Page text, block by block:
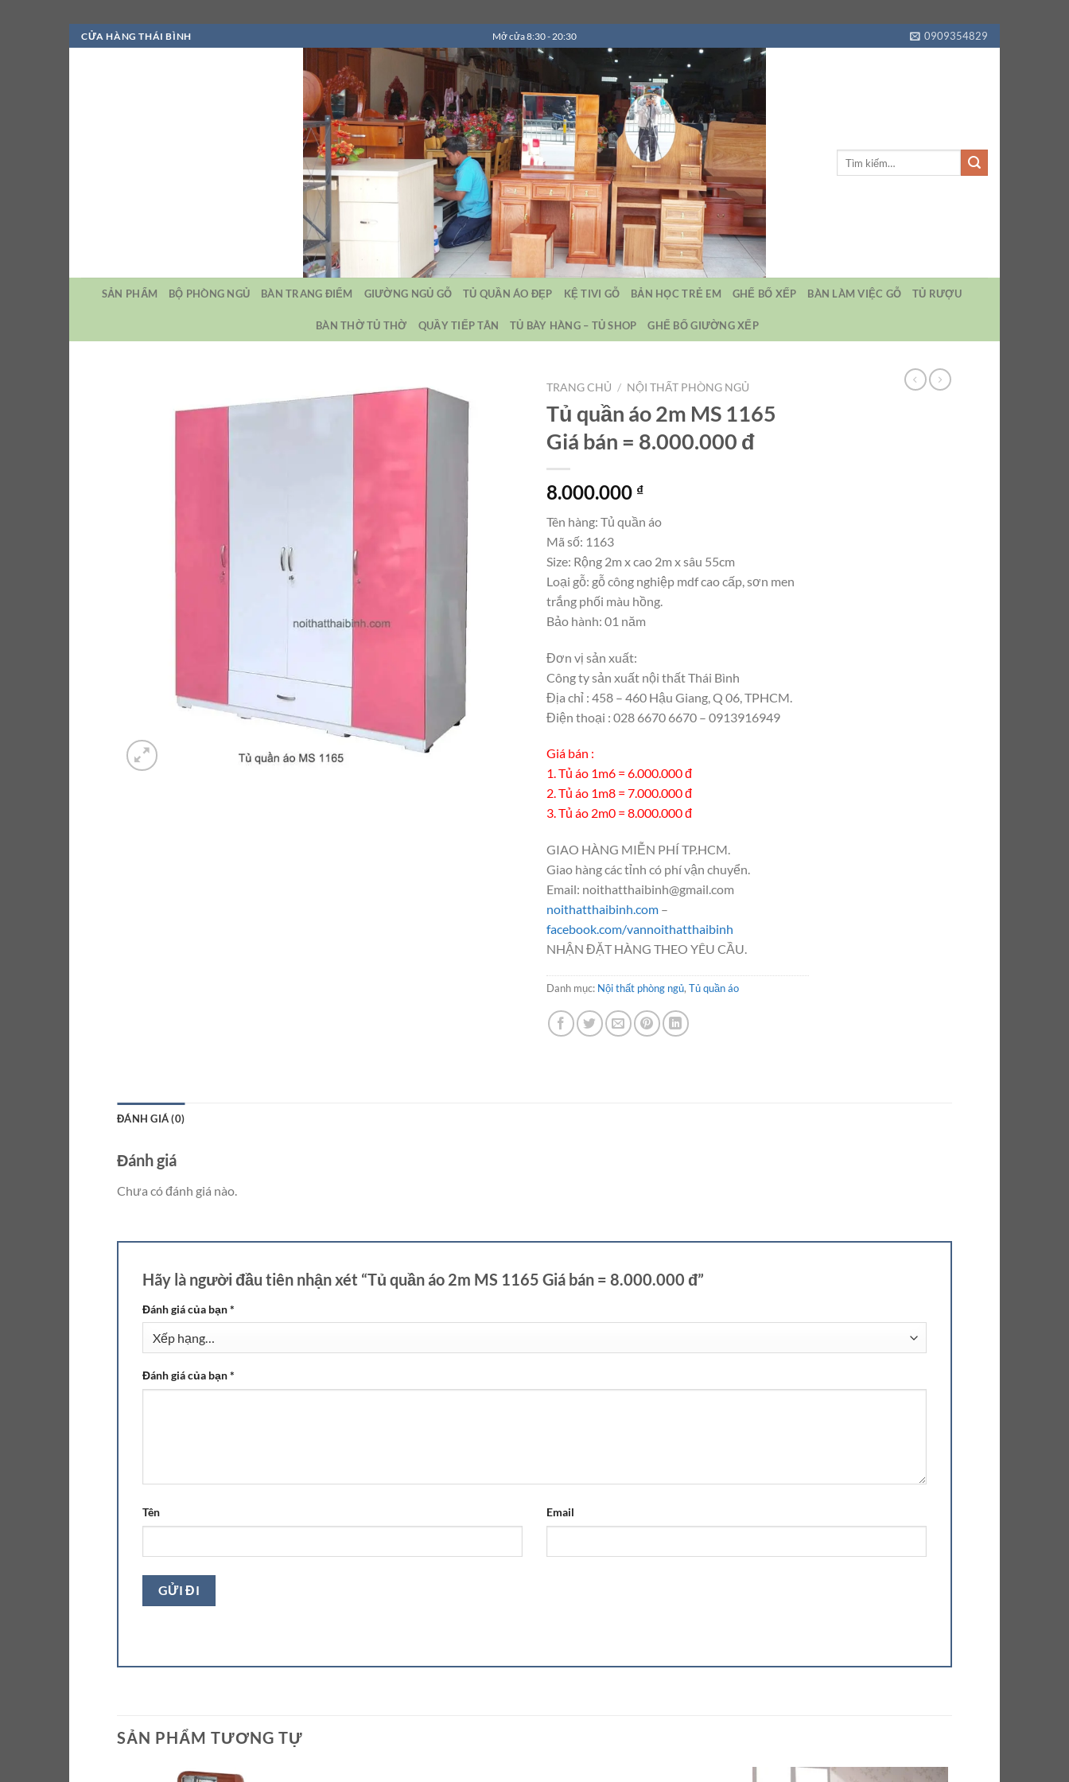
Bỏ
qua
CỬA HÀNG THÁI BÌNH Mở cửa 8:30 - 20:30 0909354829
SẢN PHẨM BỘ PHÒNG NGỦ BÀN TRANG ĐIỂM GIƯỜNG NGỦ GỖ TỦ QUẦN ÁO ĐẸP KỆ TIVI GỖ BẢN HỌC TRẺ EM GHẾ BỐ XẾP BÀN LÀM VIỆC GỖ TỦ RƯỢU
BÀN THỜ TỦ THỜ QUẦY TIẾP TÂN TỦ BÀY HÀNG – TỦ SHOP GHẾ BỐ GIƯỜNG XẾP
TRANG CHỦ / NỘI THẤT PHÒNG NGỦ
Tủ quần áo 2m MS 1165
Giá bán = 8.000.000 đ
8.000.000 ₫
Tên hàng: Tủ quần áo
Mã số: 1163
Size: Rộng 2m x cao 2m x sâu 55cm
Loại gỗ: gỗ công nghiệp mdf cao cấp, sơn men
trắng phối màu hồng.
Bảo hành: 01 năm
Đơn vị sản xuất:
Công ty sản xuất nội thất Thái Bình
Địa chỉ : 458 – 460 Hậu Giang, Q 06, TPHCM.
Điện thoại : 028 6670 6670 – 0913916949
Giá bán :
1. Tủ áo 1m6 = 6.000.000 đ
2. Tủ áo 1m8 = 7.000.000 đ
3. Tủ áo 2m0 = 8.000.000 đ
GIAO HÀNG MIỄN PHÍ TP.HCM.
Giao hàng các tỉnh có phí vận chuyển.
Email: noithatthaibinh@gmail.com
noithatthaibinh.com –
facebook.com/vannoithatthaibinh
NHẬN ĐẶT HÀNG THEO YÊU CẦU.
Danh mục: Nội thất phòng ngủ, Tủ quần áo
ĐÁNH GIÁ (0)
Đánh giá
Chưa có đánh giá nào.
Hãy là người đầu tiên nhận xét “Tủ quần áo 2m MS 1165 Giá bán = 8.000.000 đ”
Đánh giá của bạn*
Đánh giá của bạn*
Tên Email
SẢN PHẨM TƯƠNG TỰ